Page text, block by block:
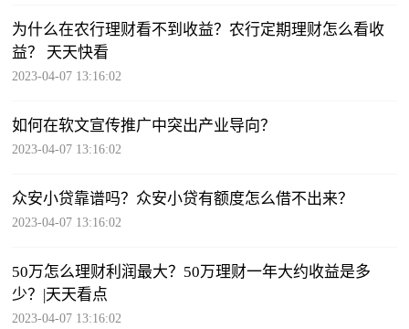
为什么在农行理财看不到收益？农行定期理财怎么看收
益？ 天天快看
2023-04-07 13:16:02
如何在软文宣传推广中突出产业导向？
2023-04-07 13:16:02
众安小贷靠谱吗？众安小贷有额度怎么借不出来？
2023-04-07 13:16:02
50万怎么理财利润最大？50万理财一年大约收益是多
少？|天天看点
2023-04-07 13:16:02